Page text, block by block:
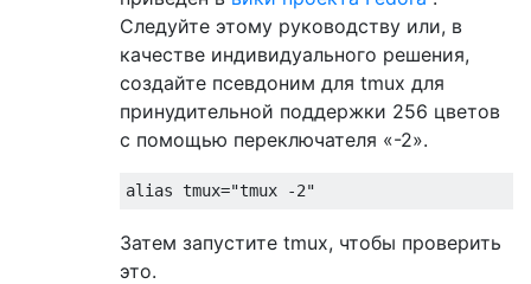
Следуйте этому руководству или, в
качестве индивидуального решения,
создайте псевдоним для tmux для
принудительной поддержки 256 цветов
с помощью переключателя «-2».
Затем запустите tmux, чтобы проверить
это.